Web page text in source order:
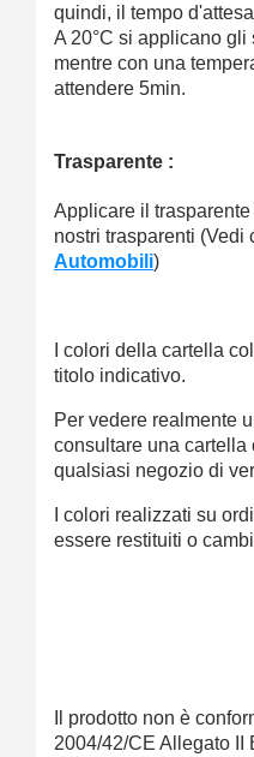
quindi, il tempo
A 20°C si applicano gli
mentre con una
attendere 5min.
Trasparente :
Applicare il
nostri trasparenti (Vedi
Automobili)
I colori della cartella
titolo indicativo.
Per vedere realmente
consultare una
qualsiasi negozio di
I colori realizzati su
essere restituiti o
Il prodotto non è
2004/42/CE Allegato II